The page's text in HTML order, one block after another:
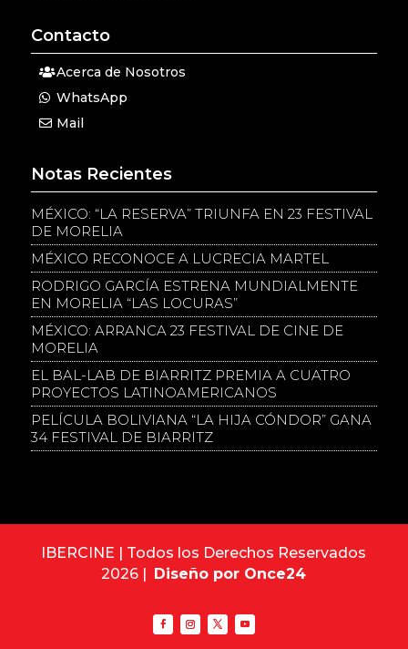
Contacto
Acerca de Nosotros
WhatsApp
Mail
Notas Recientes
MÉXICO: “LA RESERVA” TRIUNFA EN 23 FESTIVAL
DE MORELIA
MÉXICO RECONOCE A LUCRECIA MARTEL
RODRIGO GARCÍA ESTRENA MUNDIALMENTE
EN MORELIA “LAS LOCURAS”
MÉXICO: ARRANCA 23 FESTIVAL DE CINE DE
MORELIA
EL BAL-LAB DE BIARRITZ PREMIA A CUATRO
PROYECTOS LATINOAMERICANOS
PELÍCULA BOLIVIANA “LA HIJA CÓNDOR” GANA
34 FESTIVAL DE BIARRITZ
IBERCINE | Todos los Derechos Reservados
2026 | Diseño por Once24